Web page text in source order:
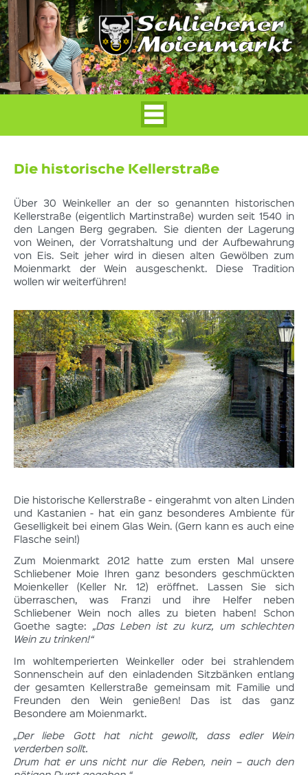
Die historische Kellerstraße
Über 30 Weinkeller an der so genannten historischen
Kellerstraße (eigentlich Martinstraße) wurden seit 1540 in
den Langen Berg gegraben. Sie dienten der Lagerung
von Weinen, der Vorratshaltung und der Aufbewahrung
von Eis. Seit jeher wird in diesen alten Gewölben zum
Moienmarkt der Wein ausgeschenkt. Diese Tradition
wollen wir weiterführen!
Die historische Kellerstraße - eingerahmt von alten Linden
und Kastanien - hat ein ganz besonderes Ambiente für
Geselligkeit bei einem Glas Wein. (Gern kann es auch eine
Flasche sein!)
Zum Moienmarkt 2012 hatte zum ersten Mal unsere
Schliebener Moie Ihren ganz besonders geschmückten
Moienkeller (Keller Nr. 12) eröffnet. Lassen Sie sich
überraschen, was Franzi und ihre Helfer neben
Schliebener Wein noch alles zu bieten haben! Schon
Goethe sagte: „Das Leben ist zu kurz, um schlechten
Wein zu trinken!“
Im wohltemperierten Weinkeller oder bei strahlendem
Sonnenschein auf den einladenden Sitzbänken entlang
der gesamten Kellerstraße gemeinsam mit Familie und
Freunden den Wein genießen! Das ist das ganz
Besondere am Moienmarkt.
„Der liebe Gott hat nicht gewollt, dass edler Wein
verderben sollt.
Drum hat er uns nicht nur die Reben, nein – auch den